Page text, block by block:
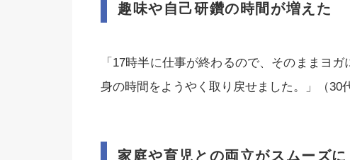
趣味や自己研鑽の時間が増えた
「17時半に仕事が終わるので、そのままヨ
身の時間をようやく取り戻せました。」（30
家庭や育児との両立がスムーズに